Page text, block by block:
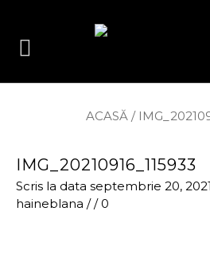
ACASĂ /
IMG_20210916_115933
Scris la data septembrie 20,
haineblana //0